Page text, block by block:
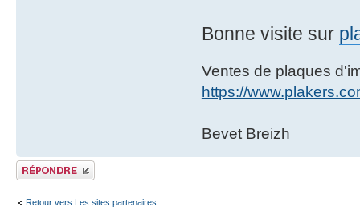
Bonne visite sur
Ventes de plaques
https://
Bevet Breizh
Publier une réponse
Retour vers Les sites partenaires